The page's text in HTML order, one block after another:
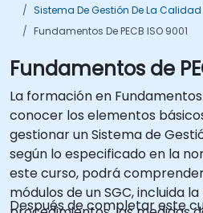
Sistema De Gestión De La
Fundamentos De PECB ISO 9001
Fundamentos de
La formación en
conocer los elementos
gestionar un Sistema de
según lo especificado en la
este curso, podrá
módulos de un SGC, incluida
Después de completar este